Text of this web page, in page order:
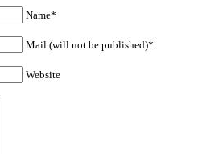
Name*
Mail (will not be published)*
Website